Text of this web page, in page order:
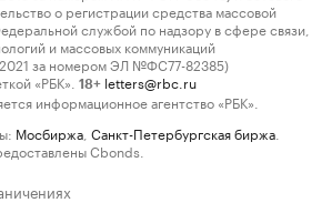
о регистрации средства массовой
службой по надзору в сфере связи,
и массовых коммуникаций
за номером ЭЛ №ФС77-82385)
«РБК».
18+ letters@rbc.ru
информационное агентство «РБК».
Мосбиржа Санкт-Петербургская биржа
Cbonds.